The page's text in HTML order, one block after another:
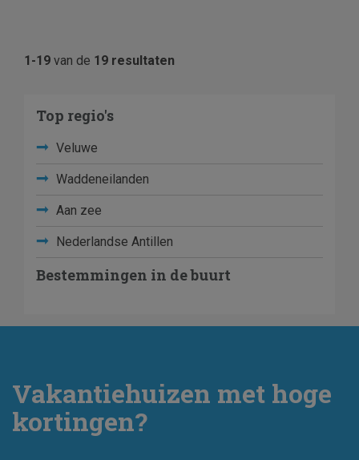
1-19 van de 19 resultaten
Top regio's
Veluwe
Waddeneilanden
Aan zee
Nederlandse Antillen
Bestemmingen in de buurt
Vakantiehuizen met hoge
kortingen?